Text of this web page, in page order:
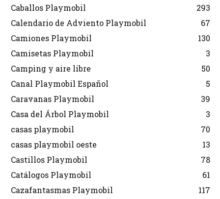
Caballos Playmobil
293
Calendario de Adviento Playmobil
67
Camiones Playmobil
130
Camisetas Playmobil
3
Camping y aire libre
50
Canal Playmobil Español
5
Caravanas Playmobil
39
Casa del Árbol Playmobil
3
casas playmobil
70
casas playmobil oeste
13
Castillos Playmobil
78
Catálogos Playmobil
61
Cazafantasmas Playmobil
117